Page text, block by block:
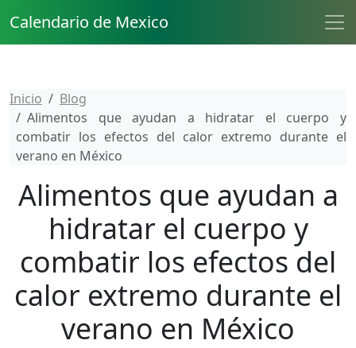
Calendario de Mexico
Inicio
Blog
Alimentos que ayudan a hidratar el cuerpo y
combatir los efectos del calor extremo durante el
verano en México
Alimentos que ayudan a
hidratar el cuerpo y
combatir los efectos del
calor extremo durante el
verano en México